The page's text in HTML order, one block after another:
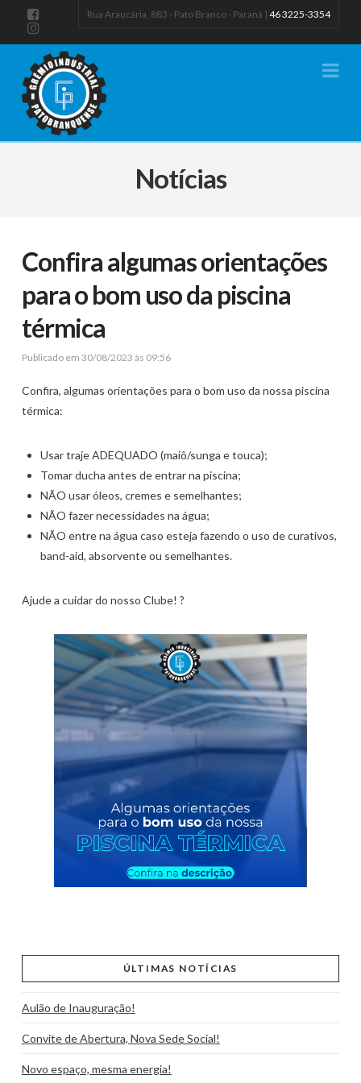
Rua Araucária, 883 - Pato Branco - Paraná | 46 3225-3354
Notícias
Confira algumas orientações
para o bom uso da piscina
térmica
Publicado em 30/08/2023 às 09:56
Confira, algumas orientações para o bom uso da nossa piscina
térmica:
Usar traje ADEQUADO (maiô/sunga e touca);
Tomar ducha antes de entrar na piscina;
NÃO usar óleos, cremes e semelhantes;
NÃO fazer necessidades na água;
NÃO entre na água caso esteja fazendo o uso de curativos,
band-aid, absorvente ou semelhantes.
Ajude a cuidar do nosso Clube! ?
ÚLTIMAS NOTÍCIAS
Aulão de Inauguração!
Convite de Abertura, Nova Sede Social!
Novo espaço, mesma energia!